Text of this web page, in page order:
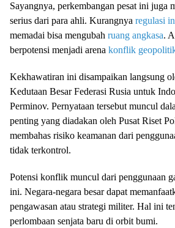
Sayangnya, perkembangan pesat ini juga
serius dari para ahli. Kurangnya regulasi
memadai bisa mengubah ruang angkasa.
berpotensi menjadi arena konflik
Kekhawatiran ini disampaikan langsung
Kedutaan Besar Federasi Rusia untuk
Perminov. Pernyataan tersebut muncul
penting yang diadakan oleh Pusat Riset
membahas risiko keamanan dari
tidak terkontrol.
Potensi konflik muncul dari penggunaan
ini. Negara-negara besar dapat
pengawasan atau strategi militer. Hal ini
perlombaan senjata baru di orbit bumi.